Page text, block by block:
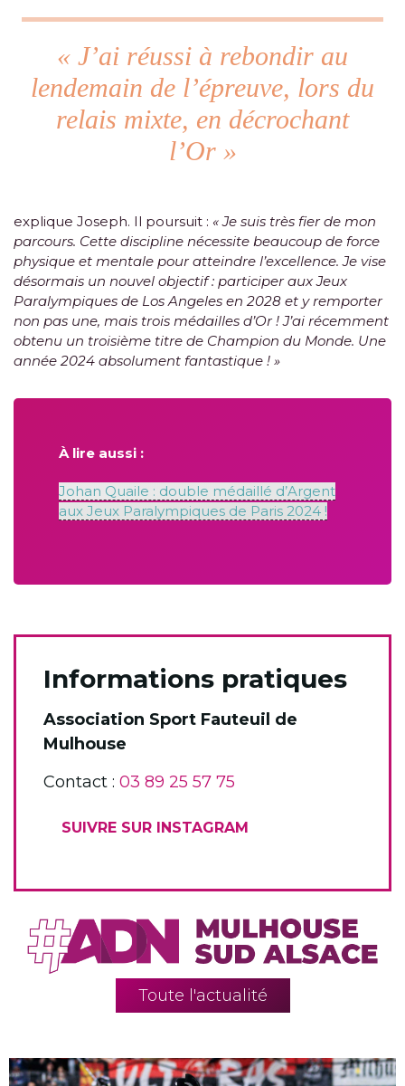
« J’ai réussi à rebondir au
lendemain de l’épreuve, lors du
relais mixte, en décrochant
l’Or »
explique Joseph. Il poursuit : « Je suis très fier de mon
parcours. Cette discipline nécessite beaucoup de force
physique et mentale pour atteindre l’excellence. Je vise
désormais un nouvel objectif : participer aux Jeux
Paralympiques de Los Angeles en 2028 et y remporter
non pas une, mais trois médailles d’Or ! J’ai récemment
obtenu un troisième titre de Champion du Monde. Une
année 2024 absolument fantastique ! »
À lire aussi :
Johan Quaile : double médaillé d’Argent
aux Jeux Paralympiques de Paris 2024 !
Informations pratiques
Association Sport Fauteuil de
Mulhouse
Contact : 03 89 25 57 75
SUIVRE SUR INSTAGRAM
Toute l'actualité